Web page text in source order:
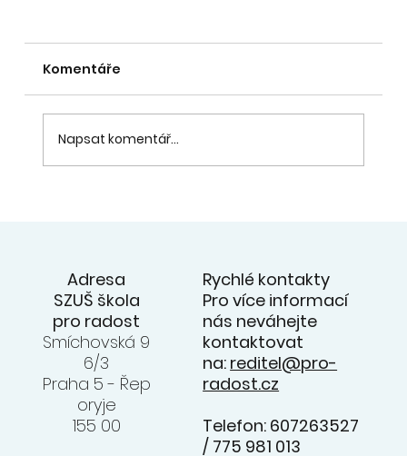
Komentáře
Napsat komentář...
Adresa
SZUŠ škola
pro radost
Smíchovská 9
6/3
Praha 5 - Řep
oryje
155 00
Rychlé kontakty
Pro více informací
nás neváhejte
kontaktovat
na: reditel@pro-
radost.cz
Telefon: 607263527
/ 775 981 013